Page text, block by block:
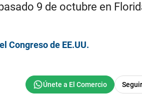
9 de octubre en
Congreso de EE.UU.